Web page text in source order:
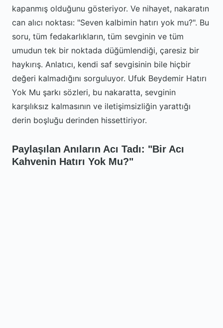
kapanmış olduğunu gösteriyor. Ve nihayet, nakaratın
can alıcı noktası: "Seven kalbimin hatırı yok mu?". Bu
soru, tüm fedakarlıkların, tüm sevginin ve tüm
umudun tek bir noktada düğümlendiği, çaresiz bir
haykırış. Anlatıcı, kendi saf sevgisinin bile hiçbir
değeri kalmadığını sorguluyor. Ufuk Beydemir Hatırı
Yok Mu şarkı sözleri, bu nakaratta, sevginin
karşılıksız kalmasının ve iletişimsizliğin yarattığı
derin boşluğu derinden hissettiriyor.
Paylaşılan Anıların Acı Tadı: "Bir Acı
Kahvenin Hatırı Yok Mu?"